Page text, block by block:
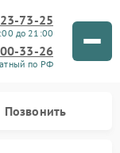
73-25
до 21:00
33-26
по РФ
Позвонить